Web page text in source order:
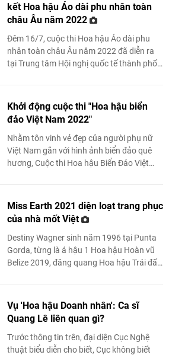
kết Hoa hậu Áo dài phu nhân toàn
châu Âu năm 2022
Đêm 16/7, cuộc thi Hoa hậu Áo dài phu
nhân toàn châu Âu năm 2022 đã diễn ra
tại Trung tâm Hội nghị quốc tế thành phố
Khởi động cuộc thi "Hoa hậu biển
đảo Việt Nam 2022"
Nhằm tôn vinh vẻ đẹp của người phụ nữ
Việt Nam gắn với hình ảnh biển đảo quê
hương, Cuộc thi Hoa hậu Biển Đảo Việt
Miss Earth 2021 diện loạt trang phục
của nhà mốt Việt
Destiny Wagner sinh năm 1996 tại Punta
Gorda, từng là á hậu 1 Hoa hậu Hoàn vũ
Belize 2019, đăng quang Hoa hậu Trái đất
Vụ 'Hoa hậu Doanh nhân': Ca sĩ
Quang Lê liên quan gì?
Trước thông tin trên, đại diện Cục Nghệ
thuật biểu diễn cho biết, Cục không biết